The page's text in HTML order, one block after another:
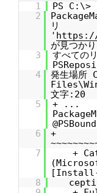
1
PS C:\>
2
リ
' https://
が見つか
3
すべての
4
発生場所
文字:20
5
+
6
7
+
[Install-
8